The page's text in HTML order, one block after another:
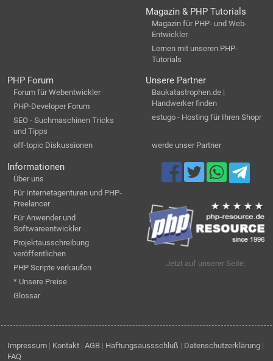
Magazin & PHP Tutorials
Magazin für PHP- und Web-
Entwickler
Lernen mit unseren PHP-
Tutorials
PHP Forum
Forum für Webentwickler
PHP-Developer Forum
SEO - Suchmaschinen Tricks
und Tipps
off-topic Diskussionen
Unsere Partner
Baukatastrophen.de |
Handwerker finden
estugo - Hosting für Ihren Shopr
werde unser Partner
Informationen
Über uns
Für Internetagenturen und PHP-
Freelancer
Für Anwender und
Softwareentwickler
Projektausschreibung
veröffentlichen
PHP Scripte verkaufen
* Unsere Preise
Glossar
Jetzt auf unserer Seite:
Impressum | Kontakt | AGB | Haftungsaussschluß | Datenschutzerklärung |
FAQ